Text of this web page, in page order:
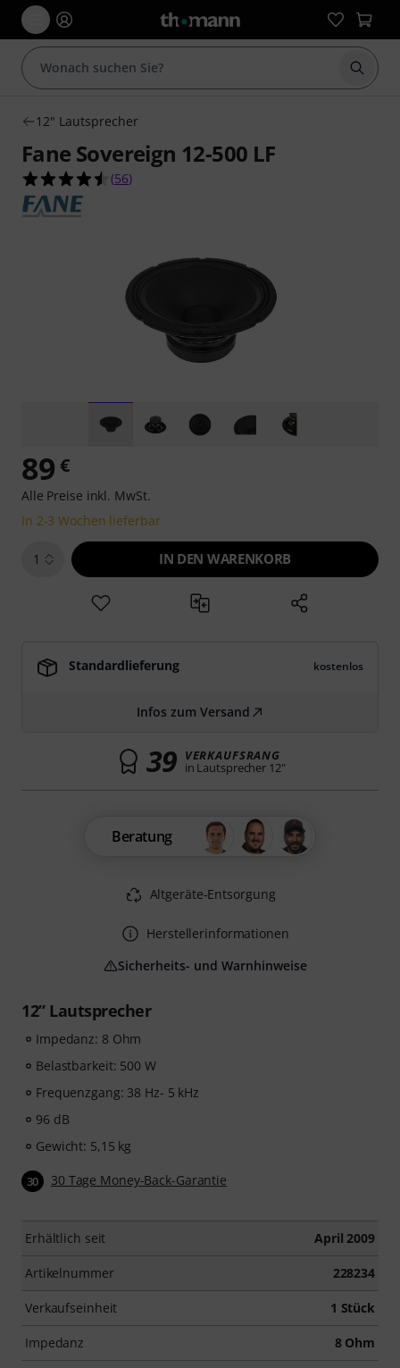
Suche
12" Lautsprecher
Fane Sovereign 12-500 LF
4.5 von 5 Sternen aus 56 Kundenbewertungen
(56)
12” Lautsprecher
Impedanz: 8 Ohm
Belastbarkeit: 500 W
Frequenzgang: 38 Hz- 5 kHz
96 dB
Gewicht: 5,15 kg
30 30 Tage Money-Back-Garantie
Erhältlich seit April 2009
Artikelnummer 228234
Verkaufseinheit 1 Stück
Impedanz 8 Ohm
89 €
Alle Preise inkl. MwSt.
In 2-3 Wochen lieferbar
1 IN DEN WARENKORB
Standardlieferung kostenlos
Infos zum Versand
39 VERKAUFSRANG
in Lautsprecher 12"
Beratung
Altgeräte-Entsorgung
Herstellerinformationen
Sicherheits- und Warnhinweise